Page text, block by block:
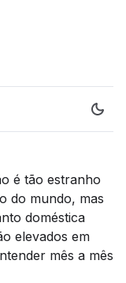
é tão estranho
do mundo, mas
doméstica
elevados em
mês a mês